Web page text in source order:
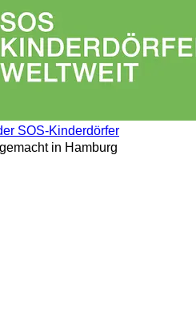
SOS-Kinderdörfer
in Hamburg